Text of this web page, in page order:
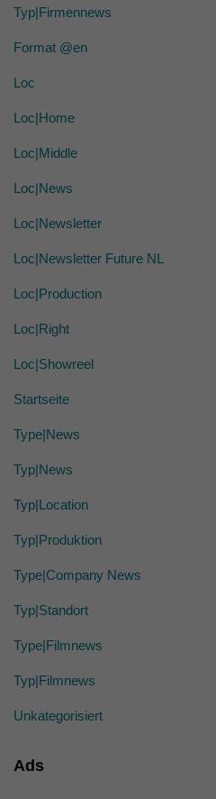
Typ|Firmennews
Format @en
Loc
Loc|Home
Loc|Middle
Loc|News
Loc|Newsletter
Loc|Newsletter Future NL
Loc|Production
Loc|Right
Loc|Showreel
Startseite
Type|News
Typ|News
Typ|Location
Typ|Produktion
Type|Company News
Typ|Standort
Type|Filmnews
Typ|Filmnews
Unkategorisiert
Ads